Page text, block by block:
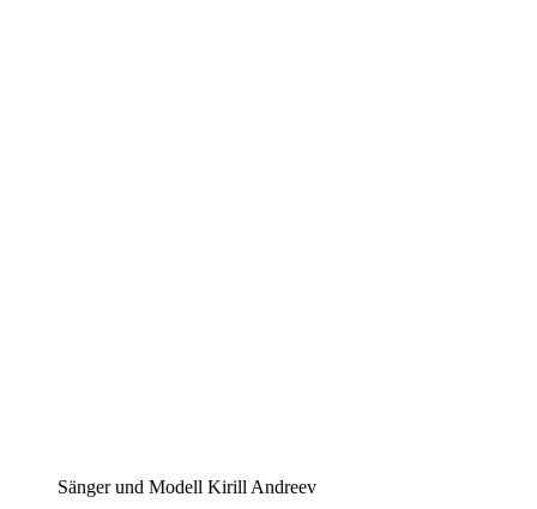
Sänger und Modell Kirill Andreev